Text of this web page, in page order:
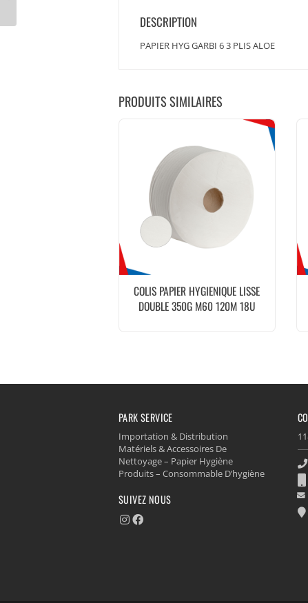
DESCRIPTION
PAPIER HYG GARBI 6 3 PLIS ALOE
PRODUITS SIMILAIRES
COLIS PAPIER HYGIENIQUE LISSE
DOUBLE 350G M60 120M 18U
PARK SERVICE
Importation & Distribution
Matériels & Accessoires De
Nettoyage – Papier Hygiène
Produits – Consommable D’hygiène
SUIVEZ NOUS